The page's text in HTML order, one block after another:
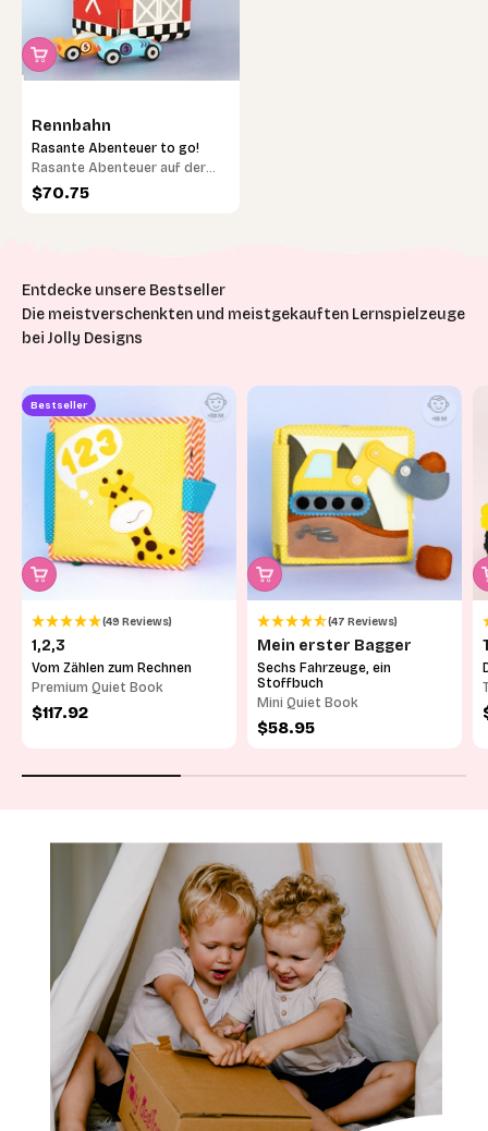
Rennbahn
Rasante Abenteuer to go!
Rasante Abenteuer auf der
Rennbahn – Fantasie in
Angebot
$70.75
Die meistverschenkten und meistgekauften Lernspielzeuge
bei Jolly Designs
Bestseller
(49 Reviews)
1,2,3
Vom Zählen zum Rechnen
Premium Quiet Book
Angebot
$117.92
(47 Reviews)
Mein erster Bagger
Sechs Fahrzeuge, ein
Stoffbuch
Mini Quiet Book
Angebot
$58.95